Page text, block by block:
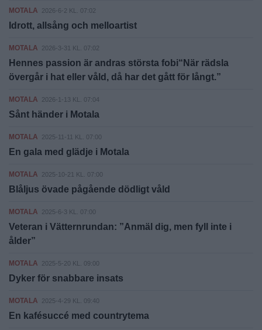
MOTALA 2026-6-2 KL. 07:02
Idrott, allsång och melloartist
MOTALA 2026-3-31 KL. 07:02
Hennes passion är andras största fobi“När rädsla
övergår i hat eller våld, då har det gått för långt.”
MOTALA 2026-1-13 KL. 07:04
Sånt händer i Motala
MOTALA 2025-11-11 KL. 07:00
En gala med glädje i Motala
MOTALA 2025-10-21 KL. 07:00
Blåljus övade pågående dödligt våld
MOTALA 2025-6-3 KL. 07:00
Veteran i Vätternrundan: ”Anmäl dig, men fyll inte i
ålder”
MOTALA 2025-5-20 KL. 09:00
Dyker för snabbare insats
MOTALA 2025-4-29 KL. 09:40
En kafésuccé med countrytema